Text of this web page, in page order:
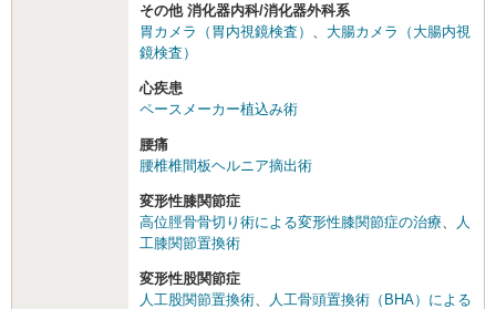
その他 消化器内科/消化器外科系
胃カメラ（胃内視鏡検査）
大腸カメラ（大腸内視
鏡検査）
心疾患
ペースメーカー植込み術
腰痛
腰椎椎間板ヘルニア摘出術
変形性膝関節症
高位脛骨骨切り術による変形性膝関節症の治療
人
工膝関節置換術
変形性股関節症
人工股関節置換術
人工骨頭置換術（BHA）による